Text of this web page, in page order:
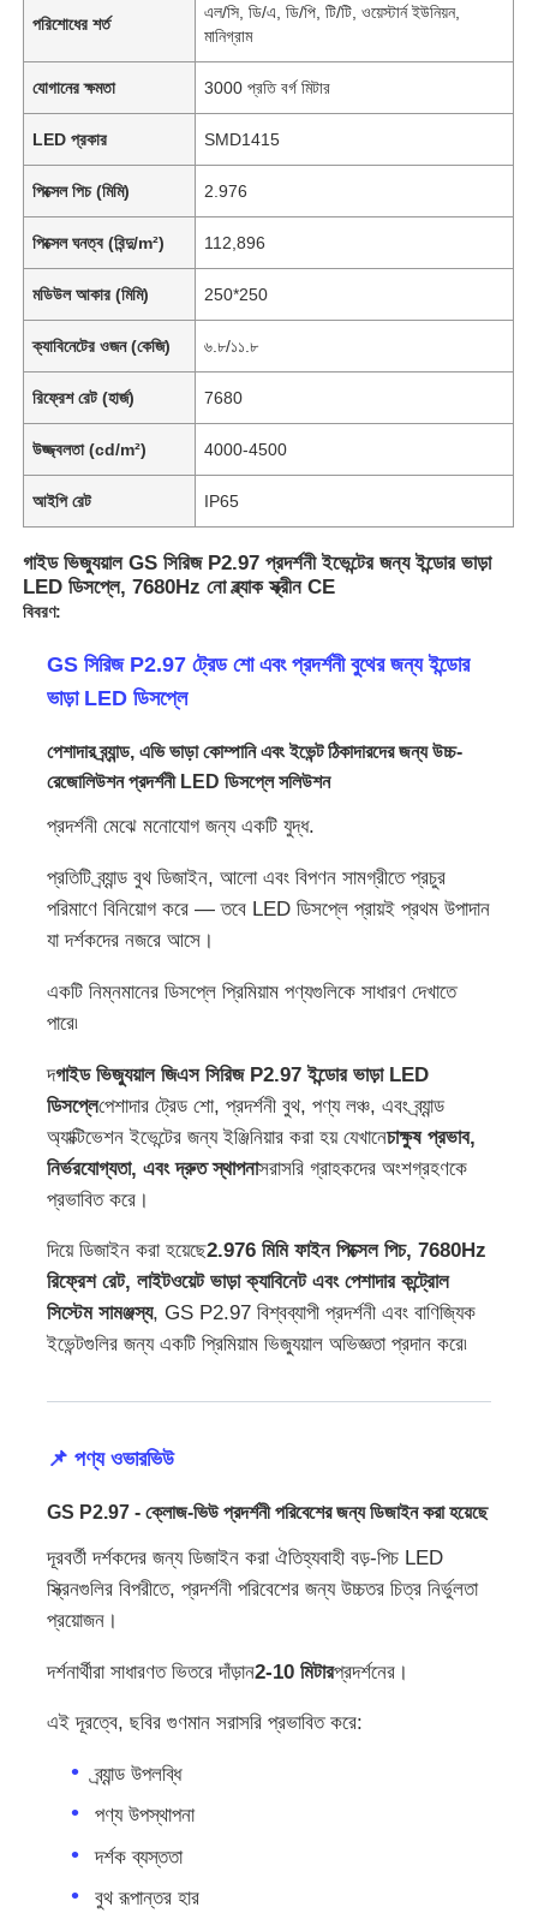
পণ্য
ভিআর শো
কারখানা পরিদর্শন
মান নিয়ন্ত্রণ
আমাদের সাথে যোগাযোগ করুন
পরিশোধের শর্ত
এল/সি, ডি/এ, ডি/পি, টি/টি, ওয়েস্টার্ন ইউনিয়ন,
মানিগ্রাম
যোগানের ক্ষমতা 3000 প্রতি বর্গ মিটার
LED প্রকার SMD1415
পিক্সেল পিচ (মিমি) 2.976
পিক্সেল ঘনত্ব (বিন্দু/m²) 112,896
মডিউল আকার (মিমি) 250*250
ক্যাবিনেটের ওজন (কেজি) ৬.৮/১১.৮
রিফ্রেশ রেট (হার্জ) 7680
উজ্জ্বলতা (cd/m²) 4000-4500
আইপি রেট IP65
গাইড ভিজ্যুয়াল GS সিরিজ P2.97 প্রদর্শনী ইভেন্টের জন্য ইন্ডোর ভাড়া
LED ডিসপ্লে, 7680Hz নো ব্ল্যাক স্ক্রীন CE
বিবরণ:
GS সিরিজ P2.97 ট্রেড শো এবং প্রদর্শনী বুথের জন্য ইন্ডোর
ভাড়া LED ডিসপ্লে
পেশাদার ব্র্যান্ড, এভি ভাড়া কোম্পানি এবং ইভেন্ট ঠিকাদারদের জন্য উচ্চ-
রেজোলিউশন প্রদর্শনী LED ডিসপ্লে সলিউশন
প্রদর্শনী মেঝে মনোযোগ জন্য একটি যুদ্ধ.
প্রতিটি ব্র্যান্ড বুথ ডিজাইন, আলো এবং বিপণন সামগ্রীতে প্রচুর
পরিমাণে বিনিয়োগ করে — তবে LED ডিসপ্লে প্রায়ই প্রথম উপাদান
যা দর্শকদের নজরে আসে।
একটি নিম্নমানের ডিসপ্লে প্রিমিয়াম পণ্যগুলিকে সাধারণ দেখাতে
পারে৷
দগাইড ভিজ্যুয়াল জিএস সিরিজ P2.97 ইন্ডোর ভাড়া LED
ডিসপ্লেপেশাদার ট্রেড শো, প্রদর্শনী বুথ, পণ্য লঞ্চ, এবং ব্র্যান্ড
অ্যাক্টিভেশন ইভেন্টের জন্য ইঞ্জিনিয়ার করা হয় যেখানেচাক্ষুষ প্রভাব,
নির্ভরযোগ্যতা, এবং দ্রুত স্থাপনাসরাসরি গ্রাহকদের অংশগ্রহণকে
প্রভাবিত করে।
দিয়ে ডিজাইন করা হয়েছে2.976 মিমি ফাইন পিক্সেল পিচ, 7680Hz
রিফ্রেশ রেট, লাইটওয়েট ভাড়া ক্যাবিনেট এবং পেশাদার কন্ট্রোল
সিস্টেম সামঞ্জস্য, GS P2.97 বিশ্বব্যাপী প্রদর্শনী এবং বাণিজ্যিক
ইভেন্টগুলির জন্য একটি প্রিমিয়াম ভিজ্যুয়াল অভিজ্ঞতা প্রদান করে৷
📌 পণ্য ওভারভিউ
GS P2.97 - ক্লোজ-ভিউ প্রদর্শনী পরিবেশের জন্য ডিজাইন করা হয়েছে
দূরবর্তী দর্শকদের জন্য ডিজাইন করা ঐতিহ্যবাহী বড়-পিচ LED
স্ক্রিনগুলির বিপরীতে, প্রদর্শনী পরিবেশের জন্য উচ্চতর চিত্র নির্ভুলতা
প্রয়োজন।
দর্শনার্থীরা সাধারণত ভিতরে দাঁড়ান2-10 মিটারপ্রদর্শনের।
এই দূরত্বে, ছবির গুণমান সরাসরি প্রভাবিত করে:
ব্র্যান্ড উপলব্ধি
পণ্য উপস্থাপনা
দর্শক ব্যস্ততা
বুথ রূপান্তর হার